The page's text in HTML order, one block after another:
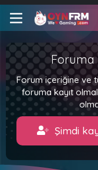
Foruma
Forum içeriğine ve
foruma kayıt
Şimdi